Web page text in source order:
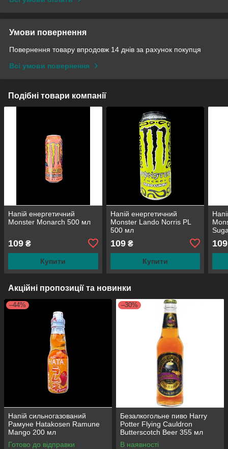
Умови повернення
Повернення товару впродовж 14 днів за рахунок покупця
Всі умови повернення
Подібні товари компанії
Напій енергетичний
Monster Monarch 500 мл
109 ₴
Купити
Напій енергетичний
Monster Lando Norris PL
500 мл
109₴
Купити
109
Акційні пропозиції та новинки
–44%
Напій сильногазований
Рамуне Hatakosen Ramune
Mango 200 мл
Готово до відправки
–30%
Безалкогольне пиво Harry
Potter Flying Cauldron
Butterscotch Beer 355 мл
В наявності